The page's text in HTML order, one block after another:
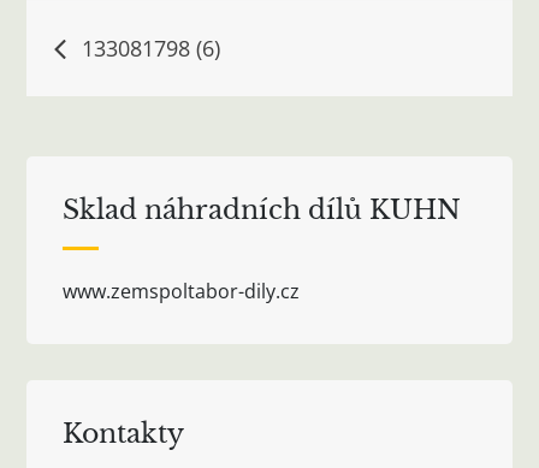
Navigace
133081798 (6)
Sklad náhradních dílů KUHN
www.zemspoltabor-dily.cz
Kontakty